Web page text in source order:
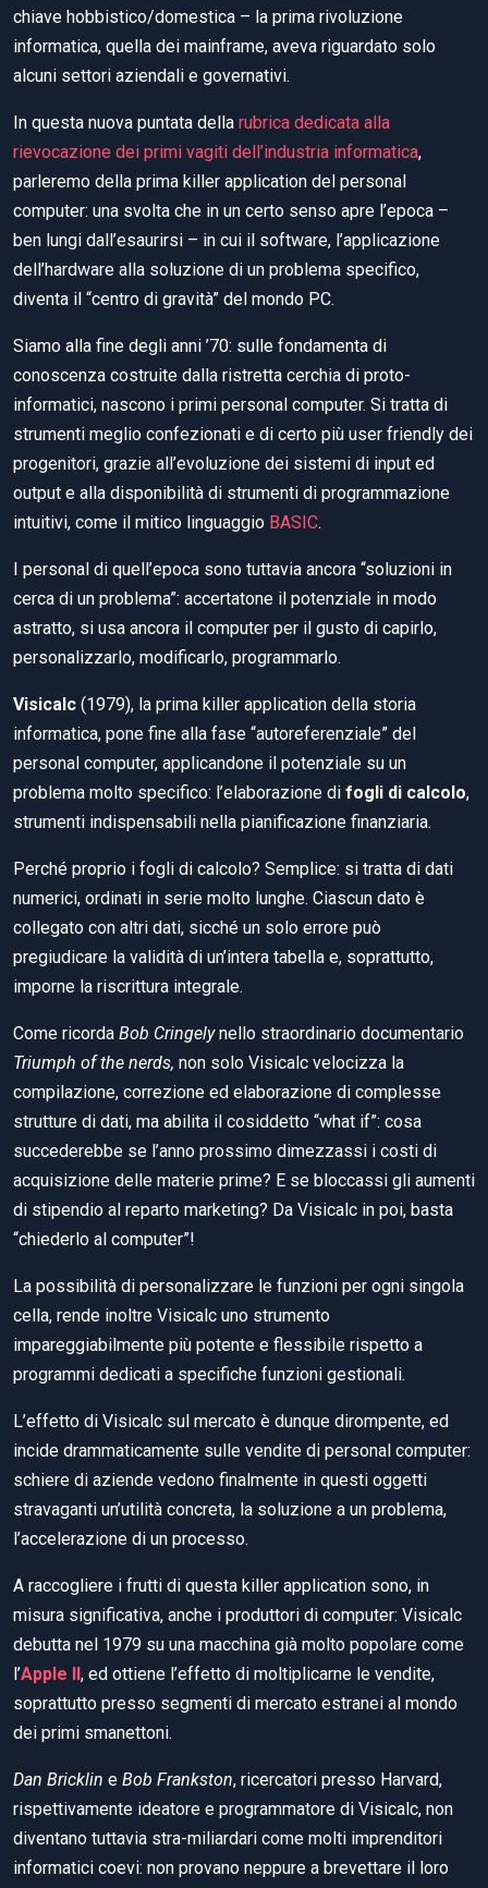
chiave hobbistico/domestica – la prima rivoluzione
informatica, quella dei mainframe, aveva riguardato solo
alcuni settori aziendali e governativi.
In questa nuova puntata della rubrica dedicata alla
rievocazione dei primi vagiti dell’industria informatica,
parleremo della prima killer application del personal
computer: una svolta che in un certo senso apre l’epoca –
ben lungi dall’esaurirsi – in cui il software, l’applicazione
dell’hardware alla soluzione di un problema specifico,
diventa il “centro di gravità” del mondo PC.
Siamo alla fine degli anni ’70: sulle fondamenta di
conoscenza costruite dalla ristretta cerchia di proto-
informatici, nascono i primi personal computer. Si tratta di
strumenti meglio confezionati e di certo più user friendly dei
progenitori, grazie all’evoluzione dei sistemi di input ed
output e alla disponibilità di strumenti di programmazione
intuitivi, come il mitico linguaggio BASIC.
I personal di quell’epoca sono tuttavia ancora “soluzioni in
cerca di un problema”: accertatone il potenziale in modo
astratto, si usa ancora il computer per il gusto di capirlo,
personalizzarlo, modificarlo, programmarlo.
Visicalc (1979), la prima killer application della storia
informatica, pone fine alla fase “autoreferenziale” del
personal computer, applicandone il potenziale su un
problema molto specifico: l’elaborazione di fogli di calcolo,
strumenti indispensabili nella pianificazione finanziaria.
Perché proprio i fogli di calcolo? Semplice: si tratta di dati
numerici, ordinati in serie molto lunghe. Ciascun dato è
collegato con altri dati, sicché un solo errore può
pregiudicare la validità di un’intera tabella e, soprattutto,
imporne la riscrittura integrale.
Come ricorda Bob Cringelynello straordinario documentario
Triumph of the nerds, non solo Visicalc velocizza la
compilazione, correzione ed elaborazione di complesse
strutture di dati, ma abilita il cosiddetto “what if”: cosa
succederebbe se l’anno prossimo dimezzassi i costi di
acquisizione delle materie prime? E se bloccassi gli aumenti
di stipendio al reparto marketing? Da Visicalc in poi, basta
“chiederlo al computer”!
La possibilità di personalizzare le funzioni per ogni singola
cella, rende inoltre Visicalc uno strumento
impareggiabilmente più potente e flessibile rispetto a
programmi dedicati a specifiche funzioni gestionali.
L’effetto di Visicalc sul mercato è dunque dirompente, ed
incide drammaticamente sulle vendite di personal computer:
schiere di aziende vedono finalmente in questi oggetti
stravaganti un’utilità concreta, la soluzione a un problema,
l’accelerazione di un processo.
A raccogliere i frutti di questa killer application sono, in
misura significativa, anche i produttori di computer: Visicalc
debutta nel 1979 su una macchina già molto popolare come
l’Apple II , ed ottiene l’effetto di moltiplicarne le vendite,
soprattutto presso segmenti di mercato estranei al mondo
dei primi smanettoni.
Dan Bricklin e Bob Frankston, ricercatori presso Harvard,
rispettivamente ideatore e programmatore di Visicalc, non
diventano tuttavia stra-miliardari come molti imprenditori
informatici coevi: non provano neppure a brevettare il loro